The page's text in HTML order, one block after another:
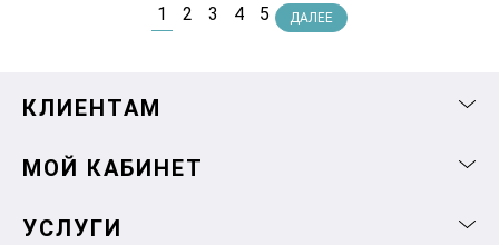
1 2 3 4 5 ДАЛЕЕ
КЛИЕНТАМ
МОЙ КАБИНЕТ
УСЛУГИ